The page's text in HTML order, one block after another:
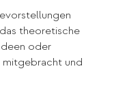
theoretische
oder
mitgebracht und